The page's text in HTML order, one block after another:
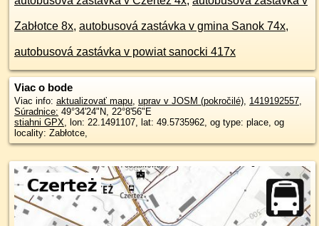
Zabłotce 8x, autobusová zastávka v gmina Sanok 74x,
autobusová zastávka v powiat sanocki 417x
Viac o bode
Viac info: aktualizovať mapu, uprav v JOSM (pokročilé), 1419192557,
Súradnice: 49°34'24"N, 22°8'56"E
stiahni GPX, lon: 22.1491107, lat: 49.5735962, og type: place, og
locality: Zabłotce,